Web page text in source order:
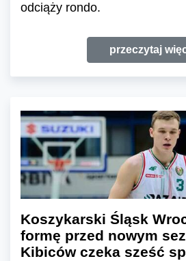
odciąży rondo.
przeczytaj
Koszykarski Śląsk
formę przed nowym
Kibiców czeka sześć